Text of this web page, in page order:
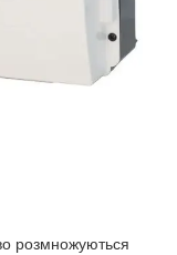
розмножуються